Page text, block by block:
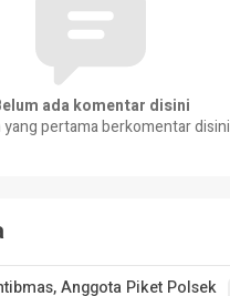
ada komentar disini
yang pertama berkomentar disini
Anggota Piket Polsek